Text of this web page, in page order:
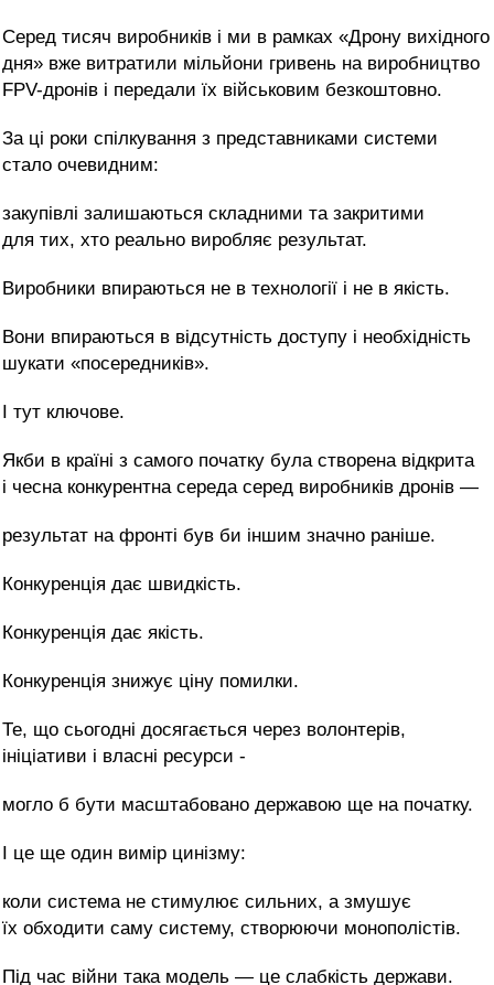
Серед тисяч виробників і ми в рамках «Дрону вихідного
дня» вже витратили мільйони гривень на виробництво
FPV-дронів і передали їх військовим безкоштовно.
За ці роки спілкування з представниками системи
стало очевидним:
закупівлі залишаються складними та закритими
для тих, хто реально виробляє результат.
Виробники впираються не в технології і не в якість.
Вони впираються в відсутність доступу і необхідність
шукати «посередників».
І тут ключове.
Якби в країні з самого початку була створена відкрита
і чесна конкурентна середа серед виробників дронів —
результат на фронті був би іншим значно раніше.
Конкуренція дає швидкість.
Конкуренція дає якість.
Конкуренція знижує ціну помилки.
Те, що сьогодні досягається через волонтерів,
ініціативи і власні ресурси -
могло б бути масштабовано державою ще на початку.
І це ще один вимір цинізму:
коли система не стимулює сильних, а змушує
їх обходити саму систему, створюючи монополістів.
Під час війни така модель — це слабкість держави.